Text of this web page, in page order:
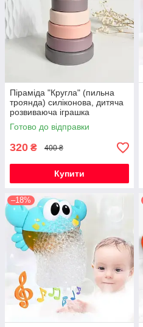
Піраміда "Кругла" (пильна
троянда) силіконова, дитяча
розвиваюча іграшка
сенсорна
Готово до відправки
320 ₴ 400 ₴
Купити
–18%